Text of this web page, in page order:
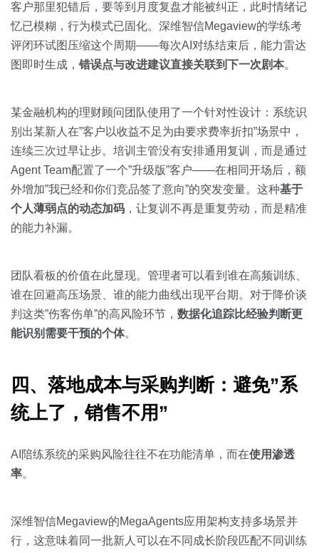
客户那里犯错后，要等到月度复盘才能被纠正，此时情绪记
忆已模糊，行为模式已固化。深维智信Megaview的学练考
评闭环试图压缩这个周期——每次AI对练结束后，能力雷达
图即时生成， 错误点与改进建议直接关联到下一次剧本。
某金融机构的理财顾问团队使用了一个针对性设计：系统识
别出某新人在”客户以收益不足为由要求费率折扣”场景中，
连续三次过早让步。培训主管没有安排通用复训，而是通过
Agent Team配置了一个”升级版”客户——在相同开场后，额
外增加”我已经和你们竞品签了意向”的突发变量。这种基于
个人薄弱点的动态加码 ，让复训不再是重复劳动，而是精准
的能力补漏。
团队看板的价值在此显现。管理者可以看到谁在高频训练、
谁在回避高压场景、谁的能力曲线出现平台期。对于降价谈
判这类”伤客伤单”的高风险环节， 数据化追踪比经验判断更
能识别需要干预的个体。
四、落地成本与采购判断：避免”系
统上了，销售不用”
AI陪练系统的采购风险往往不在功能清单，而在使用渗透
率。
深维智信Megaview的MegaAgents应用架构支持多场景并
行，这意味着同一批新人可以在不同成长阶段匹配不同训练